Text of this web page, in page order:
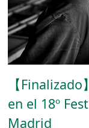
【
en el 18º
Madrid